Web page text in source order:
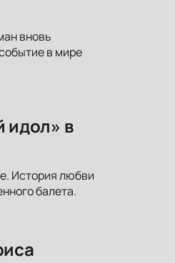
вновь
в мире
идол» в
История любви
балета.